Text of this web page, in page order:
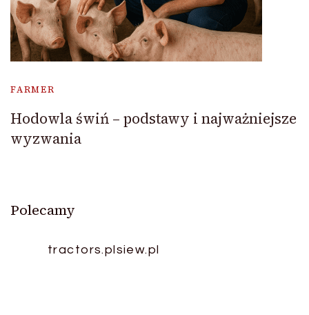
FARMER
Hodowla świń – podstawy i najważniejsze
wyzwania
Polecamy
tractors.pl siew.pl